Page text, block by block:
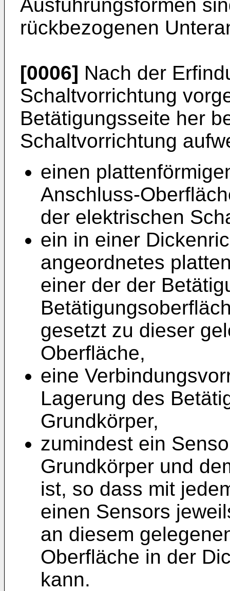
Ausführungsformen
rückbezogenen
[0006] Nach der
Schaltvorrichtung
Betätigungsseite her
Schaltvorrichtung
einen
Anschluss-
der elektrischen
ein in einer
angeordnetes
einer der der
gesetzt zu dieser
Oberfläche,
eine
Lagerung des
Grundkörper,
zumindest ein
Grundkörper und
ist, so dass mit
einen Sensors
an diesem
Oberfläche in der
kann.